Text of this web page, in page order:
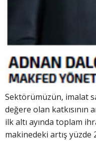
Sektörümüzün, imalat
değere olan katkısının
ilk altı ayında toplam
makinedeki artış yüzde